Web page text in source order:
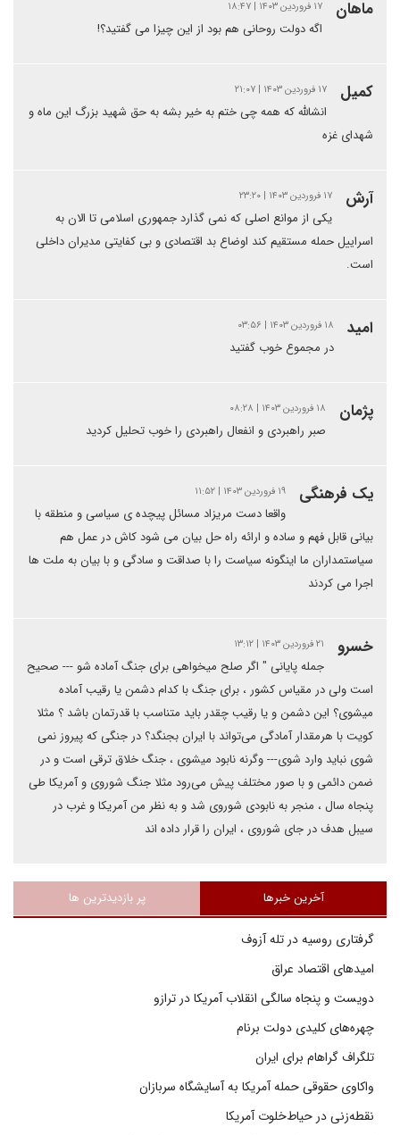
ماهان ۱۷ فروردین ۱۴۰۳ | ۱۸:۴۷
اگه دولت روحانی هم بود از این چیزا می گفتید؟!
کمیل ۱۷ فروردین ۱۴۰۳ | ۲۱:۰۷
انشالله که همه چی ختم به خیر بشه به حق شهید بزرگ این ماه و
شهدای غزه
آرش ۱۷ فروردین ۱۴۰۳ | ۲۳:۲۰
یکی از موانع اصلی که نمی گذارد جمهوری اسلامی تا الان به
اسراییل حمله مستقیم کند اوضاع بد اقتصادی و بی کفایتی مدیران داخلی
است.
امید ۱۸ فروردین ۱۴۰۳ | ۰۳:۵۶
در مجموع خوب گفتید
پژمان ۱۸ فروردین ۱۴۰۳ | ۰۸:۲۸
صبر راهبردی و انفعال راهبردی را خوب تحلیل کردید
یک فرهنگی ۱۹ فروردین ۱۴۰۳ | ۱۱:۵۲
واقعا دست مریزاد مسائل پیچده ی سیاسی و منطقه با
بیانی قابل فهم و ساده و ارائه راه حل بیان می شود کاش در عمل هم
سیاستمداران ما اینگونه سیاست را با صداقت و سادگی و با بیان به ملت ها
اجرا می کردند
خسرو ۲۱ فروردین ۱۴۰۳ | ۱۳:۱۲
جمله پایانی " اگر صلح میخواهی برای جنگ آماده شو --- صحیح
است ولی در مقیاس کشور ، برای جنگ با کدام دشمن یا رقیب آماده
میشوی؟ این دشمن و یا رقیب چقدر باید متناسب با قدرتمان باشد ؟ مثلا
کویت با هرمقدار آمادگی می‌تواند با ایران بجنگد؟ در جنگی که پیروز نمی
شوی نباید وارد شوی--- وگرنه نابود میشوی ، جنگ خلاق ترقی است و در
ضمن دائمی و با صور مختلف پیش می‌رود مثلا جنگ شوروی و آمریکا طی
پنجاه سال ، منجر به نابودی شوروی شد و به نظر من آمریکا و غرب در
سیبل هدف در جای شوروی ، ایران را قرار داده اند
آخرین خبرها پر بازدیدترین ها
گرفتاری روسیه در تله آزوف
امیدهای اقتصاد عراق
دویست و پنجاه سالگی انقلاب آمریکا در ترازو
چهره‌های کلیدی دولت برنام
تلگراف گراهام برای ایران
واکاوی حقوقی حمله آمریکا به آسایشگاه سربازان
نقطه‌زنی در حیاط‌خلوت آمریکا